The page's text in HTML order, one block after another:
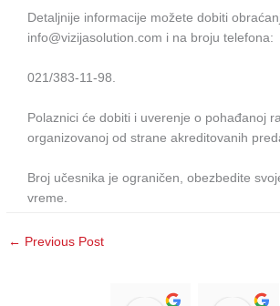
Detaljnije informacije možete dobiti
info@vizijasolution.com i na broju telefona:
021/383-11-98.
Polaznici će dobiti i uverenje o pohađanoj
organizovanoj od strane akreditovanih
Broj učesnika je ograničen, obezbedite
vreme.
← Previous Post